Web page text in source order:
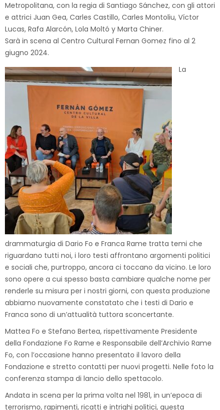
Metropolitana, con la regia di Santiago Sánchez, con gli attori
e attrici Juan Gea, Carles Castillo, Carles Montoliu, Víctor
Lucas, Rafa Alarcón, Lola Moltó y Marta Chiner.
Sarà in scena al Centro Cultural Fernan Gomez fino al 2
giugno 2024.
La
drammaturgia di Dario Fo e Franca Rame tratta temi che
riguardano tutti noi, i loro testi affrontano argomenti politici
e sociali che, purtroppo, ancora ci toccano da vicino. Le loro
sono opere a cui spesso basta cambiare qualche nome per
renderle su misura per i nostri giorni, con questa produzione
abbiamo nuovamente constatato che i testi di Dario e
Franca sono di un’attualità tuttora sconcertante.
Mattea Fo e Stefano Bertea, rispettivamente Presidente
della Fondazione Fo Rame e Responsabile dell’Archivio Rame
Fo, con l’occasione hanno presentato il lavoro della
Fondazione e stretto contatti per nuovi progetti. Nelle foto la
conferenza stampa di lancio dello spettacolo.
Andata in scena per la prima volta nel 1981, in un’epoca di
terrorismo, rapimenti, ricatti e intrighi politici, questa